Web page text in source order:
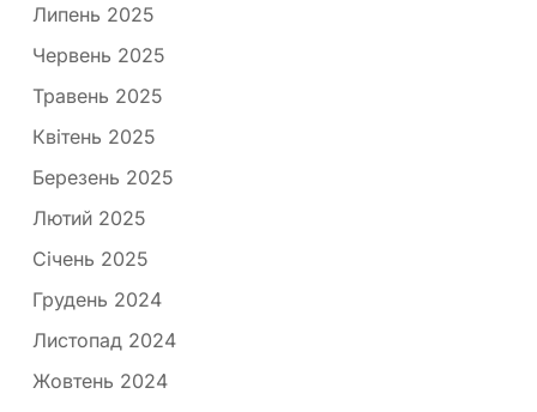
Липень 2025
Червень 2025
Травень 2025
Квітень 2025
Березень 2025
Лютий 2025
Січень 2025
Грудень 2024
Листопад 2024
Жовтень 2024